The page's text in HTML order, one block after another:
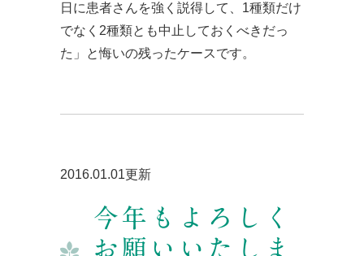
日に患者さんを強く説得して、1種類だけ
でなく2種類とも中止しておくべきだっ
た」と悔いの残ったケースです。
2016.01.01更新
今年もよろしく
お願いいたしま